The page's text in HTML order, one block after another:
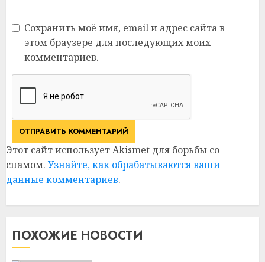
Сохранить моё имя, email и адрес сайта в
этом браузере для последующих моих
комментариев.
Этот сайт использует Akismet для борьбы со
спамом. Узнайте, как обрабатываются ваши
данные комментариев.
ПОХОЖИЕ НОВОСТИ